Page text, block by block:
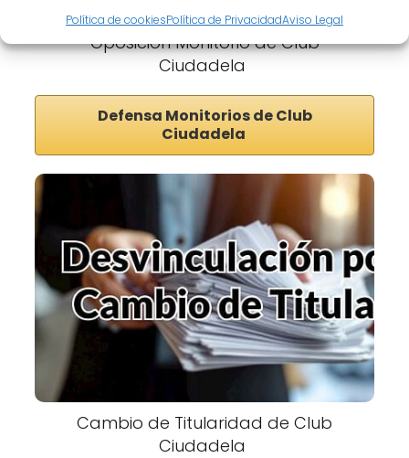
Política de cookiesPolítica de PrivacidadAviso Legal
Oposición Monitorio de Club
Ciudadela
Defensa Monitorios de Club
Ciudadela
Cambio de Titularidad de Club
Ciudadela